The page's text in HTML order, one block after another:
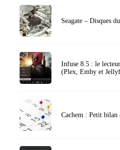
Seagate – Disques
Infuse 8.5 : le
(Plex, Emby et
Cachem : Petit bilan